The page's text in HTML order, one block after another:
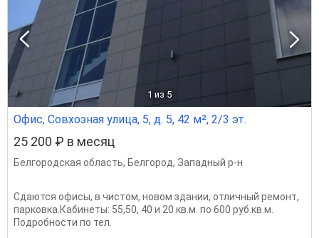
1 из 5
Офис, Совхозная улица, 5, д. 5, 42 м², 2/3 эт.
25 200 ₽ в месяц
Белгородская область, Белгород, Западный р-н
Сдаются офисы, в чистом, новом здании, отличный ремонт,
парковка.Кабинеты: 55,50, 40 и 20 кв.м. по 600 руб.кв.м.
Подробности по тел.